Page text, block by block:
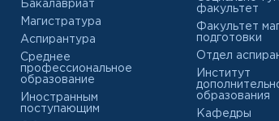
Бакалавриат
Магистратура
Аспирантура
Среднее
профессиональное
образование
Иностранным
поступающим
факультет
Факультет
подготовки
Отдел
Институт
образования
Кафедры